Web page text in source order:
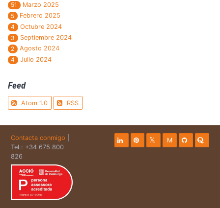
51
Marzo 2025
5
Febrero 2025
4
Octubre 2024
3
Septiembre 2024
2
Agosto 2024
4
Julio 2024
Feed
Atom 1.0 RSS
Contacta conmigo
Tel.: +34 675 800
826
M